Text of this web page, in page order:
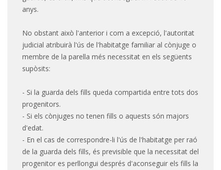
anys.
No obstant això l'anterior i com a excepció, l'autoritat
judicial atribuirà l'ús de l'habitatge familiar al cònjuge o
membre de la parella més necessitat en els següents
supòsits:
- Si la guarda dels fills queda compartida entre tots dos
progenitors.
- Si els cònjuges no tenen fills o aquests són majors
d'edat.
- En el cas de correspondre-li l'ús de l'habitatge per raó
de la guarda dels fills, és previsible que la necessitat del
progenitor es perllongui després d'aconseguir els fills la